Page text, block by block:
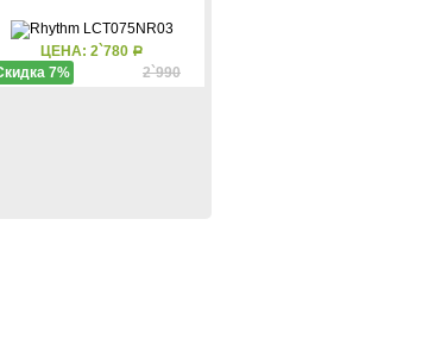
ЦЕНА: 2`780 Р
2`990
7%